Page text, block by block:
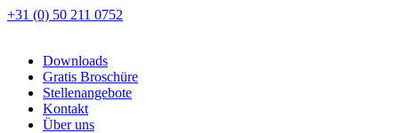
Zum
+31 (0) 50 211 0752
Downloads
Gratis Broschüre
Stellenangebote
Kontakt
Über uns